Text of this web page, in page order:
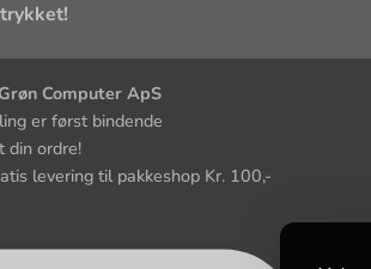
Grøn Computer ApS
er først bindende
din ordre!
levering til pakkeshop Kr. 100,-